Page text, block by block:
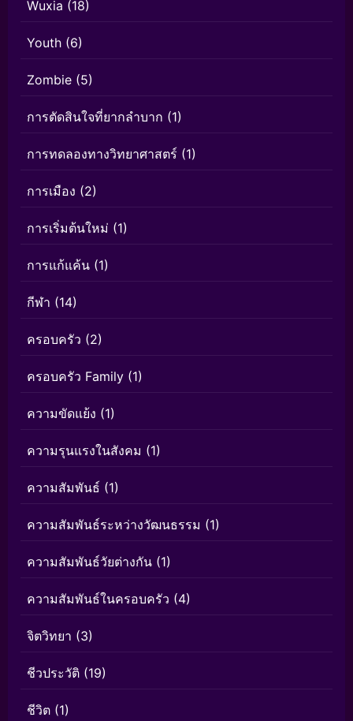
Wuxia (18)
Youth (6)
Zombie (5)
การตัดสินใจที่ยากลำบาก (1)
การทดลองทางวิทยาศาสตร์ (1)
การเมือง (2)
การเริ่มต้นใหม่ (1)
การแก้แค้น (1)
กีฬา (14)
ครอบครัว (2)
ครอบครัว Family (1)
ความขัดแย้ง (1)
ความรุนแรงในสังคม (1)
ความสัมพันธ์ (1)
ความสัมพันธ์ระหว่างวัฒนธรรม (1)
ความสัมพันธ์วัยต่างกัน (1)
ความสัมพันธ์ในครอบครัว (4)
จิตวิทยา (3)
ชีวประวัติ (19)
ชีวิต (1)